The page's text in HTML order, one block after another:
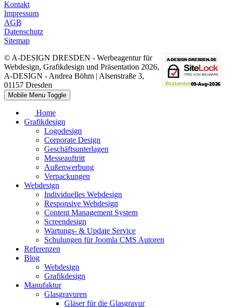
Kontakt
Impressum
AGB
Datenschutz
Sitemap
© A-DESIGN DRESDEN - Werbeagentur für
Webdesign, Grafikdesign und Präsentation 2026,
A-DESIGN - Andrea Böhm | Alsenstraße 3,
01157 Dresden
Mobile Menu Toggle
Home
Grafikdesign
Logodesign
Corporate Design
Geschäftsunterlagen
Messeauftritt
Außenwerbung
Verpackungen
Webdesign
Individuelles Webdesign
Responsive Webdesign
Content Management System
Screendesign
Wartungs- & Update Service
Schulungen für Joomla CMS Autoren
Referenzen
Blog
Webdesign
Grafikdesign
Manufaktur
Glasgravuren
Gläser für die Glasgravur